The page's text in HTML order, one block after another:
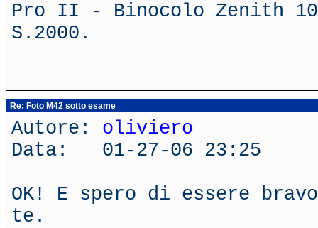
Pro II - Binocolo Zenith
S.2000.
Re: Foto M42 sotto esame
Autore: oliviero
Data: 01-27-06 23:25
OK! E spero di essere
te.